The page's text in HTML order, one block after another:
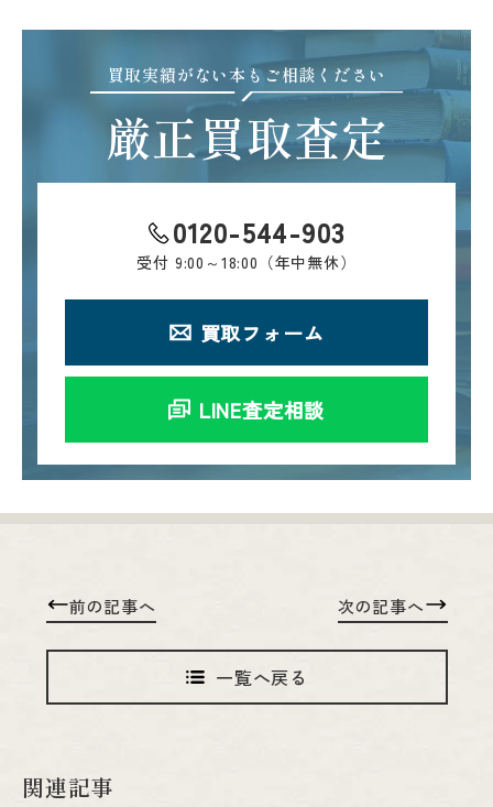
買取実績がない本もご相談ください
厳正買取査定
0120-544-903
受付 9:00～18:00（年中無休）
買取フォーム
LINE査定相談
前の記事へ
一覧へ戻る
次の記事へ
関連記事